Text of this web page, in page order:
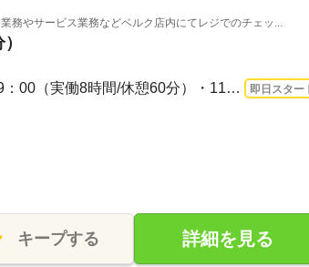
務やサービス業務などベルク店内にてレジでのチェッ...
長期 即日〜 / 【日勤】5勤2休・10：00～19：00（実働8時間/休憩60分）・11：00～20：... 即日スター
キープする 詳細を見る